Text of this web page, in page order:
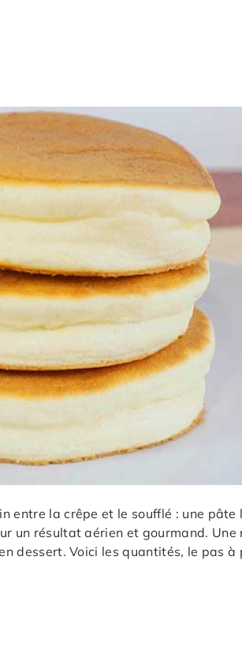
entre la crêpe et le soufflé : une pâte
un résultat aérien et gourmand. Une
dessert. Voici les quantités, le pas à